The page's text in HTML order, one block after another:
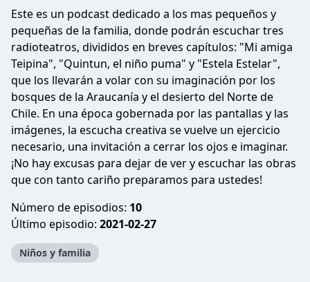
Este es un podcast dedicado a los mas pequeños y
pequeñas de la familia, donde podrán escuchar tres
radioteatros, divididos en breves capítulos: "Mi amiga
Teipina", "Quintun, el niño puma" y "Estela Estelar",
que los llevarán a volar con su imaginación por los
bosques de la Araucanía y el desierto del Norte de
Chile. En una época gobernada por las pantallas y las
imágenes, la escucha creativa se vuelve un ejercicio
necesario, una invitación a cerrar los ojos e imaginar.
¡No hay excusas para dejar de ver y escuchar las obras
que con tanto cariño preparamos para ustedes!
Número de episodios: 10
Último episodio: 2021-02-27
Niños y familia